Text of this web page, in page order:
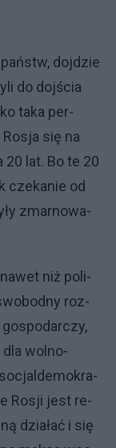
doj­dzie
do doj­ścia
ta­ka per­
się na
lat. Bo te 20
cze­ka­nie od
zmar­no­wa­
niż po­li­
roz­
dla wol­no­
Ro­sji je­st re­
dzia­łać i się